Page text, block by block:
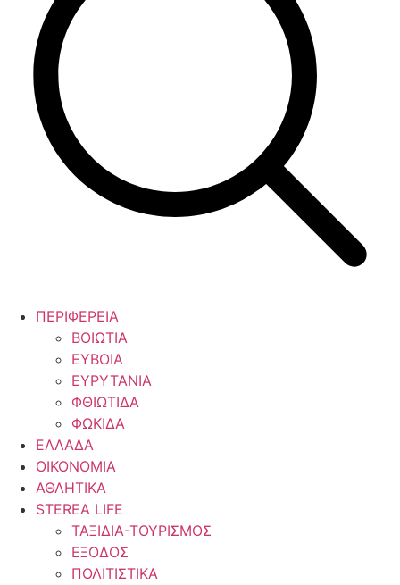
ΠΕΡΙΦΕΡΕΙΑ
ΒΟΙΩΤΙΑ
ΕΥΒΟΙΑ
ΕΥΡΥΤΑΝΙΑ
ΦΘΙΩΤΙΔΑ
ΦΩΚΙΔΑ
ΕΛΛΑΔΑ
ΟΙΚΟΝΟΜΙΑ
ΑΘΛΗΤΙΚΑ
STEREA LIFE
ΤΑΞΙΔΙΑ-ΤΟΥΡΙΣΜΟΣ
ΕΞΟΔΟΣ
ΠΟΛΙΤΙΣΤΙΚΑ